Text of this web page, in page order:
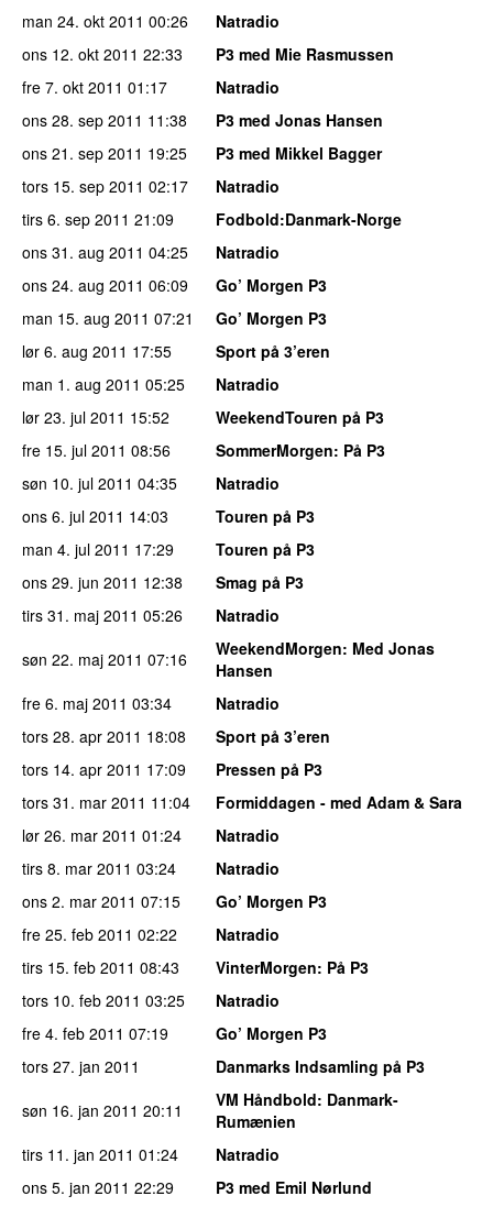
man 24. okt 2011 00:26
Natradio
ons 12. okt 2011 22:33
P3 med Mie Rasmussen
fre 7. okt 2011 01:17
Natradio
ons 28. sep 2011 11:38
P3 med Jonas Hansen
ons 21. sep 2011 19:25
P3 med Mikkel Bagger
tors 15. sep 2011 02:17
Natradio
tirs 6. sep 2011 21:09
Fodbold:Danmark-Norge
ons 31. aug 2011 04:25
Natradio
ons 24. aug 2011 06:09
Go’ Morgen P3
man 15. aug 2011 07:21
Go’ Morgen P3
lør 6. aug 2011 17:55
Sport på 3’eren
man 1. aug 2011 05:25
Natradio
lør 23. jul 2011 15:52
WeekendTouren på P3
fre 15. jul 2011 08:56 SommerMorgen: På P3
søn 10. jul 2011 04:35
Natradio
ons 6. jul 2011 14:03
Touren på P3
man 4. jul 2011 17:29
Touren på P3
ons 29. jun 2011 12:38
Smag på P3
tirs 31. maj 2011 05:26
Natradio
søn 22. maj 2011 07:16 WeekendMorgen: Med Jonas
Hansen
fre 6. maj 2011 03:34
Natradio
tors 28. apr 2011 18:08
Sport på 3’eren
tors 14. apr 2011 17:09
Pressen på P3
tors 31. mar 2011 11:04
Formiddagen - med Adam & Sara
lør 26. mar 2011 01:24
Natradio
tirs 8. mar 2011 03:24
Natradio
ons 2. mar 2011 07:15
Go’ Morgen P3
fre 25. feb 2011 02:22
Natradio
tirs 15. feb 2011 08:43 VinterMorgen: På P3
tors 10. feb 2011 03:25
Natradio
fre 4. feb 2011 07:19
Go’ Morgen P3
tors 27. jan 2011
Danmarks Indsamling på P3
søn 16. jan 2011 20:11 VM Håndbold: Danmark-
Rumænien
tirs 11. jan 2011 01:24
Natradio
ons 5. jan 2011 22:29
P3 med Emil Nørlund